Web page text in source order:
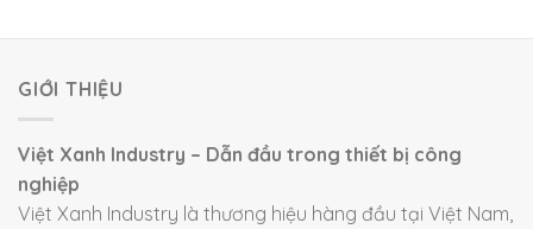
GIỚI THIỆU
Việt Xanh Industry – Dẫn đầu trong thiết bị công
nghiệp
Việt Xanh Industry là thương hiệu hàng đầu tại Việt Nam,